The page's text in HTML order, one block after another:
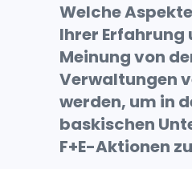
Welche
Ihrer Erfahrung
Meinung von
Verwaltungen
werden, um in
baskischen
F+E-Aktionen